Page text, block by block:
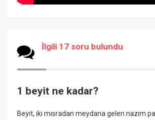
İlgili 17 soru bulundu
1 beyit ne kadar?
Beyit, iki mısradan meydana gelen nazım